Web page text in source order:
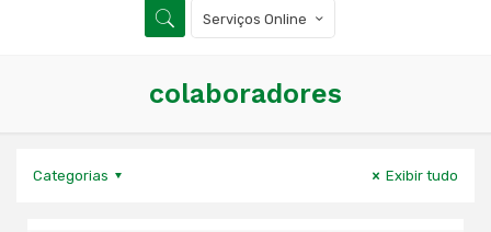
Serviços Online
colaboradores
Categorias Exibir tudo